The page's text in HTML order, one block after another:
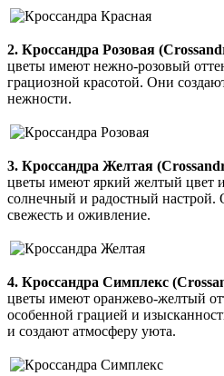
2. Кроссандра Розовая
цветы имеют нежно-розовый
грациозной красотой. Они
нежности.
3. Кроссандра Желтая
цветы имеют яркий желтый цвет
солнечный и радостный
свежесть и оживление.
4. Кроссандра Симплекс
цветы имеют оранжево-желтый
особенной грацией и
и создают атмосферу уюта.